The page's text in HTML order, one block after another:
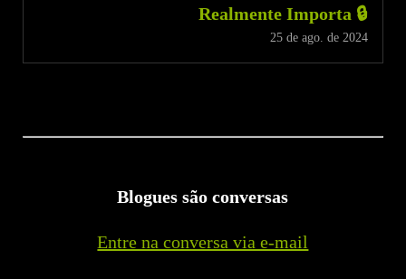
Realmente Importa 🔒
25 de ago. de 2024
Blogues são conversas
Entre na conversa via e-mail